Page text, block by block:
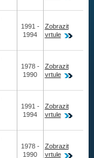
1991 -
1994
Zobrazit
vrtule
1978 -
1990
Zobrazit
vrtule
1991 -
1994
Zobrazit
vrtule
1978 -
1990
Zobrazit
vrtule